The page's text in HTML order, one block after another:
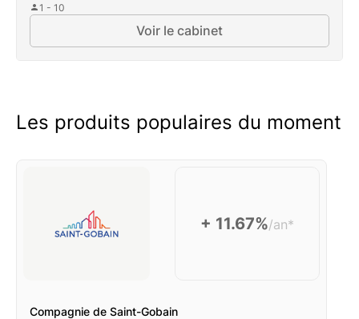
1 - 10
Voir le cabinet
Les produits populaires du moment
+ 11.67%/an*
Compagnie de Saint-Gobain